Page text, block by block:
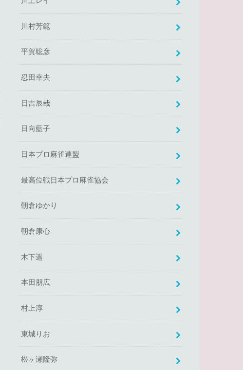
川村芳範
平賀聡彦
忍田幸夫
日吉辰哉
日向藍子
日本プロ麻雀連盟
最高位戦日本プロ麻雀協会
朝倉ゆかり
朝倉康心
木下遥
本田朋広
村上淳
東城りお
松ヶ瀬隆弥